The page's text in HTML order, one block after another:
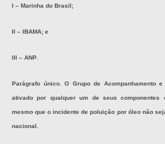
I – Marinha do Brasil;
II – IBAMA; e
III – ANP.
Parágrafo único. O Grupo de Acompanhamento
ativado por qualquer um de seus componentes
mesmo que o incidente de poluição por óleo não
nacional.